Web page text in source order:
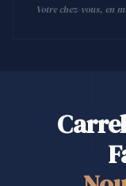
Votre chez-vous, en